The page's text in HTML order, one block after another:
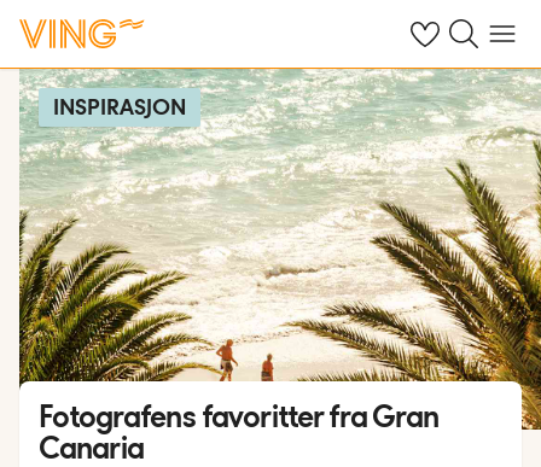
Se dine sparte
Søk påMeny
INSPIRASJON
Fotografens favoritter fra Gran
Canaria